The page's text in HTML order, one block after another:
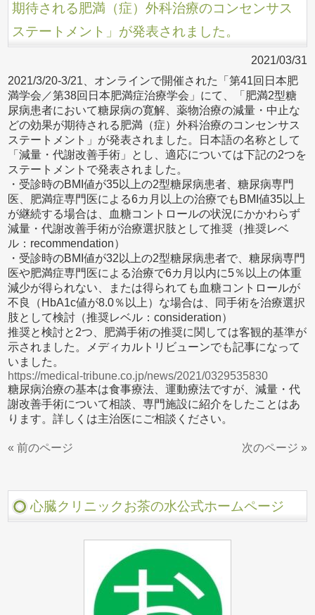
期待される肥満（症）外科治療のコンセンサス
ステートメント」が発表されました。
2021/03/31
2021/3/20-3/21、オンラインで開催された「第41回日本肥
満学会／第38回日本肥満症治療学会」にて、「肥満2型糖
尿病患者において糖尿病の寛解、薬物治療の減量・中止な
どの効果が期待される肥満（症）外科治療のコンセンサス
ステートメント」が発表されました。日本語の名称として
「減量・代謝改善手術」とし、適応については下記の2つを
ステートメントで発表されました。
・受診時のBMI値が35以上の2型糖尿病患者、糖尿病専門
医、肥満症専門医による6カ月以上の治療でもBMI値35以上
が継続する場合は、血糖コントロールの状況にかかわらず
減量・代謝改善手術が治療選択肢として推奨（推奨レベ
ル：recommendation）
・受診時のBMI値が32以上の2型糖尿病患者で、糖尿病専門
医や肥満症専門医による治療で6カ月以内に5％以上の体重
減少が得られない、または得られても血糖コントロールが
不良（HbA1c値が8.0％以上）な場合は、同手術を治療選択
肢として検討（推奨レベル：consideration）
推奨と検討と2つ、肥満手術の推奨に関しては客観的基準が
示されました。メディカルトリビューンでも記事になって
いました。
https://medical-tribune.co.jp/news/2021/0329535830
糖尿病治療の基本は食事療法、運動療法ですが、減量・代
謝改善手術について相談、専門施設に紹介をしたことはあ
ります。詳しくは主治医にご相談ください。
« 前のページ 次のページ »
心臓クリニックお茶の水公式ホームページ